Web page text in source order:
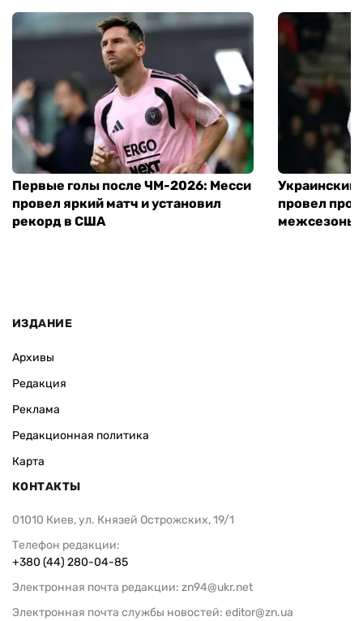
Первые голы после ЧМ-2026: Месси
провел яркий матч и установил
рекорд в США
Украинский
провел
межсезонье
ИЗДАНИЕ
Архивы
Редакция
Реклама
Редакционная политика
Карта
КОНТАКТЫ
01010 Киев, ул. Князей Острожских, 19/1
Телефон редакции:
+380 (44) 280-04-85
Электронная почта редакции: zn94@ukr.net
Электронная почта службы новостей: editor@zn.ua